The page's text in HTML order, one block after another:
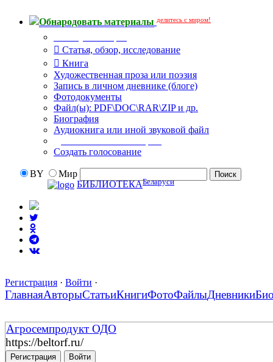
Обнародовать материалы делитесь с миром!
Статья, обзор, исследование
Книга
Художественная проза или поэзия
Запись в личном дневнике (блоге)
Фотодокументы
Файл(ы): PDF\DOC\RAR\ZIP и др.
Биография
Аудиокнига или иной звуковой файл
Создать голосование
BY
Мир
БИБЛИОТЕКАБеларуси
Регистрация · Войти ·
ГлавнаяАвторыСтатьиКнигиФотоФайлыДневники
Агросемпродукт ОДО
https://beltorf.ru/
Регистрация Войти